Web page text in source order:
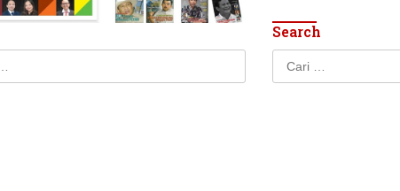
Search
Cari
untuk: